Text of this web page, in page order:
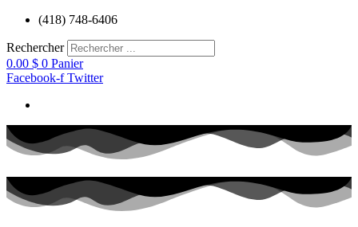
Aller
contenu
(418) 748-6406
Rechercher
0.00 $ 0 Panier
Facebook-f Twitter